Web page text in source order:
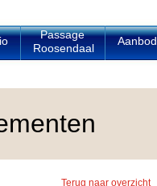
Passage
Roosendaal
Aanbod
Terug naar overzicht